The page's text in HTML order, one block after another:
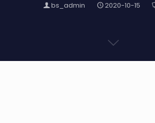
bs_admin 2020-10-15